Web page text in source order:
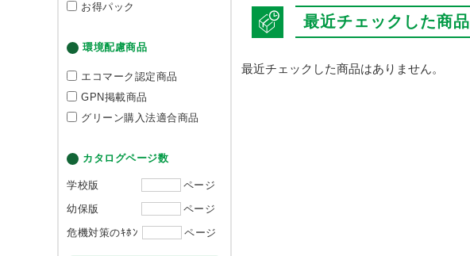
お得パック
環境配慮商品
エコマーク認定商品
GPN掲載商品
グリーン購入法適合商品
カタログページ数
学校版
ページ
幼保版
ページ
危機対策のｷﾎﾝ
ページ
最近チェックした商品
最近チェックした商品はありません。